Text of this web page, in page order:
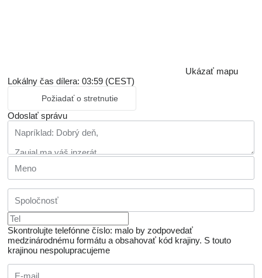
Ukázať mapu
Lokálny čas dílera: 03:59 (CEST)
Požiadať o stretnutie
Odoslať správu
Skontrolujte telefónne číslo: malo by zodpovedať
medzinárodnému formátu a obsahovať kód krajiny. S touto
krajinou nespolupracujeme